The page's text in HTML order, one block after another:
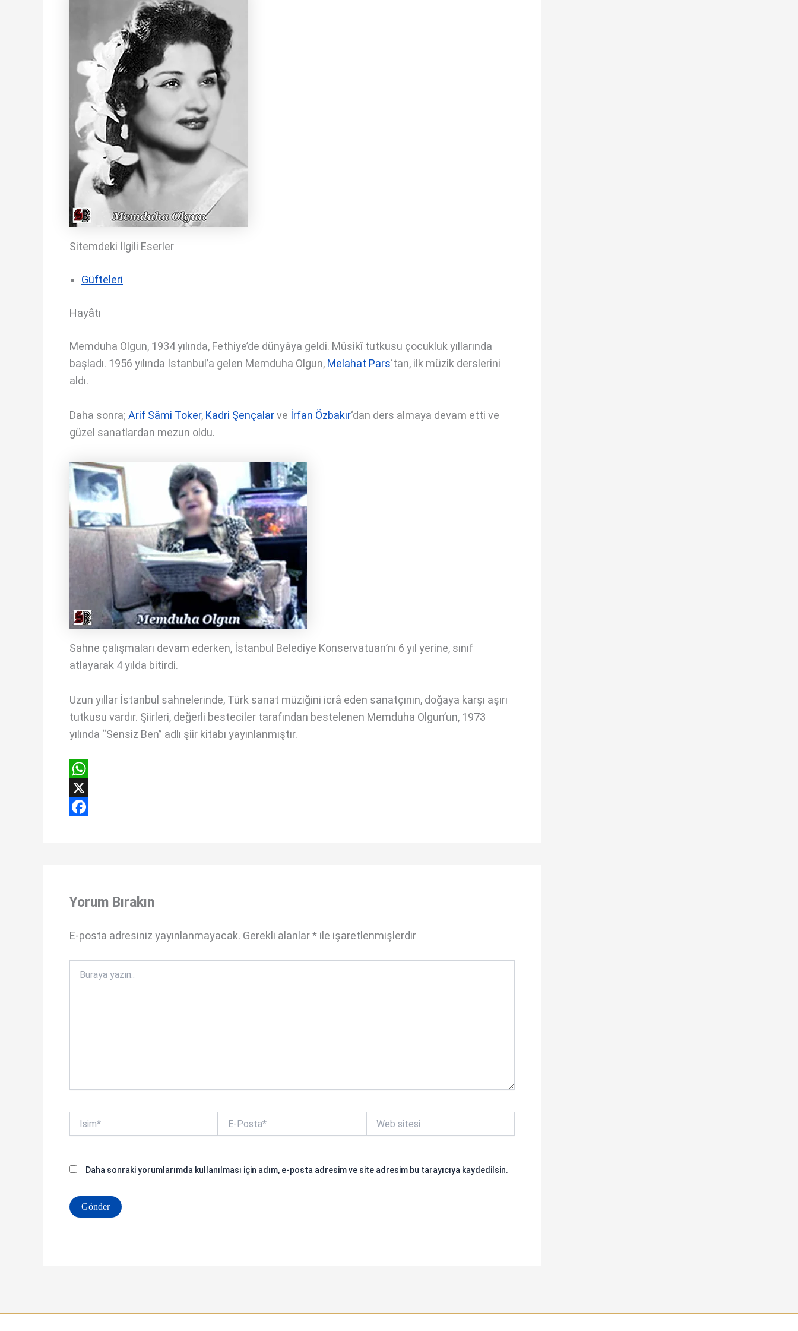
Sitemdeki İlgili Eserler
Güfteleri
Hayâtı
Memduha Olgun, 1934 yılında, Fethiye’de dünyâya geldi. Mûsikî tutkusu çocukluk yıllarında
başladı. 1956 yılında İstanbul’a gelen Memduha Olgun, Melahat Pars‘tan, ilk müzik derslerini
aldı.
Daha sonra; Arif Sâmi Toker, Kadri Şençalarve İrfan Özbakır‘dan ders almaya devam etti ve
güzel sanatlardan mezun oldu.
Sahne çalışmaları devam ederken, İstanbul Belediye Konservatuarı’nı 6 yıl yerine, sınıf
atlayarak 4 yılda bitirdi.
Uzun yıllar İstanbul sahnelerinde, Türk sanat müziğini icrâ eden sanatçının, doğaya karşı aşırı
tutkusu vardır. Şiirleri, değerli besteciler tarafından bestelenen Memduha Olgun’un, 1973
yılında “Sensiz Ben” adlı şiir kitabı yayınlanmıştır.
W
h
p
X
b
o
k
Yorum Bırakın
E-posta adresiniz yayınlanmayacak. Gerekli alanlar* ile işaretlenmişlerdir
yazın..
İsim*
Posta*
sitesi
Daha sonraki yorumlarımda kullanılması için adım, e-posta adresim ve site adresim bu tarayıcıya kaydedilsin.